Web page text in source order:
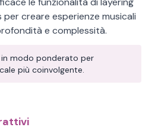
per creare esperienze musicali
e complessità.
modo ponderato per
più coinvolgente.